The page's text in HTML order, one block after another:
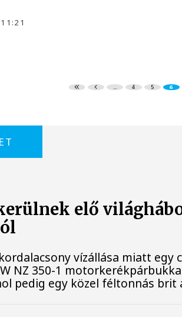
... 4 5 6
elő
vízállása miatt
NZ 350-1
pedig egy közel féltonnás brit